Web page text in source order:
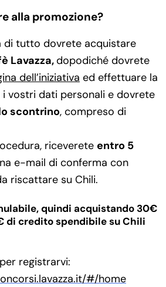
alla promozione?
di tutto dovrete acquistare
Lavazza,dopodiché dovrete
dell’iniziativa ed effettuare la
i vostri dati personali e dovrete
scontrino, compreso di
riceverete entro 5
e-mail di conferma con
riscattare su Chili.
quindi acquistando 30€
di credito spendibile su Chili
registrarvi:
#/home